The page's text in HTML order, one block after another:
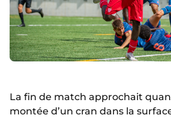
La fin de match approchait
montée d’un cran dans la